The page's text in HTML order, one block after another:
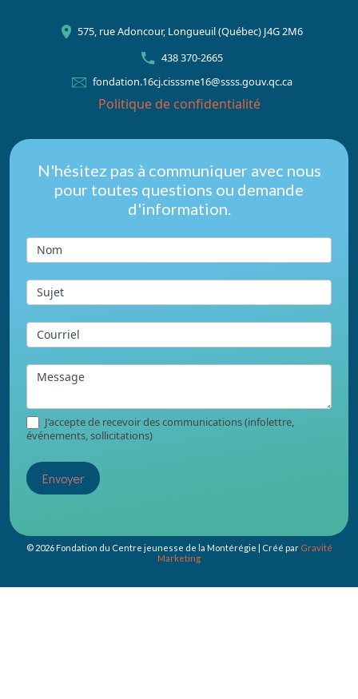
575, rue Adoncour, Longueuil (Québec) J4G 2M6
438 370-2665
fondation.16cj.cisssme16@ssss.gouv.qc.ca
Politique de confidentialité
Nous
joindre
pied
de
page
N'hésitez pas à communiquer avec nous
pour toutes questions ou demande
d'information.
Nom
Sujet
Courriel
Message
J’accepte de recevoir des communications (infolettre,
événements, sollicitations)
Envoyer
© 2026 Fondation du Centre jeunesse de la Montérégie | Créé par Gravité
Marketing